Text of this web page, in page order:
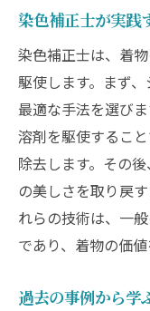
染色補正士が実践
染色補正士は、着
駆使します。まず
最適な手法を選び
溶剤を駆使するこ
除去します。その
の美しさを取り戻
れらの技術は、一
であり、着物の価
過去の事例から学